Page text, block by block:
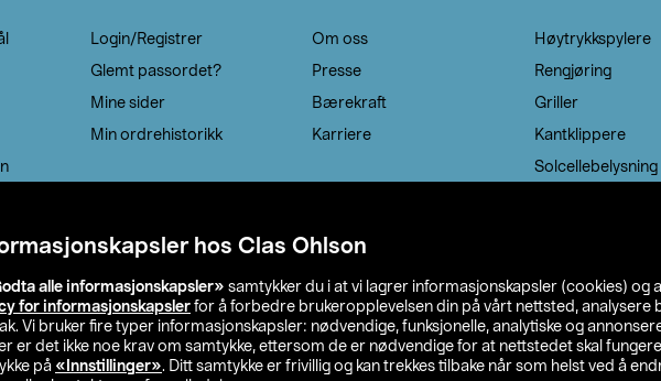
hos Clas Ohlson
alle informasjonskapsler» samtykker du i at vi lagrer informasjonskapsler (cookies) og
for informasjonskapsler for å forbedre brukeropplevelsen din på vårt nettsted, analysere
Vi bruker fire typer informasjonskapsler: nødvendige, funksjonelle, analytiske og
er det ikke noe krav om samtykke, ettersom de er nødvendige for at nettstedet skal
på «Innstillinger». Ditt samtykke er frivillig og kan trekkes tilbake når som helst ved å
Login/Registrer
Glemt passordet?
Mine sider
Min ordrehistorikk
Om oss
Presse
Bærekraft
Karriere
Høytrykkspylere
Rengjøring
Griller
Kantklippere
Solcellebelysning